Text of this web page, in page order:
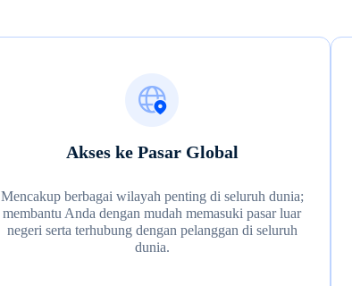
Akses ke Pasar Global
Mencakup berbagai wilayah penting di seluruh dunia;
membantu Anda dengan mudah memasuki pasar luar
negeri serta terhubung dengan pelanggan di seluruh
dunia.